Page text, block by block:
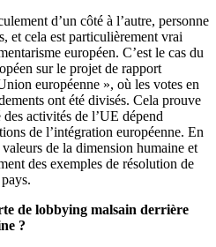
d’un côté à l’autre, personne
et cela est particulièrement vrai
européen. C’est le cas du
sur le projet de rapport
européenne », où les votes en
ont été divisés. Cela prouve
activités de l’UE dépend
de l’intégration européenne. En
de la dimension humaine et
des exemples de résolution de
de lobbying malsain derrière
?